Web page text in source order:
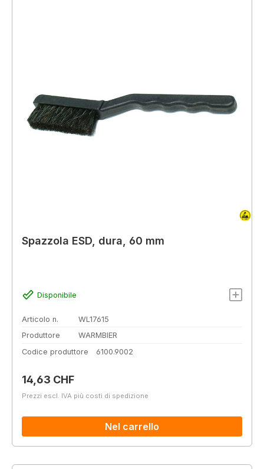
Spazzola ESD, dura, 60 mm
Disponibile
Articolo n.
WL17615
Produttore
WARMBIER
Codice produttore
6100.9002
Prezzo normale:
14,63 CHF
Prezzi escl. IVA più costi di spedizione
Nel carrello